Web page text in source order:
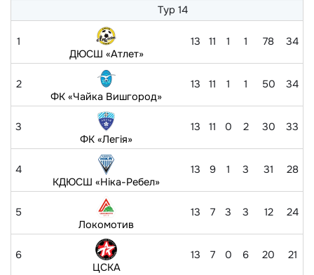
Тур 14
1
ДЮСШ «Атлет»
13 11 1 1 78 34
2
ФК «Чайка Вишгород»
13 11 1 1 50 34
3
ФК «Легія»
13 11 0 2 30 33
4
КДЮСШ «Ніка-Ребел»
13 9 1 3 31 28
5
Локомотив
13 7 3 3 12 24
6
ЦСКА
13 7 0 6 20 21